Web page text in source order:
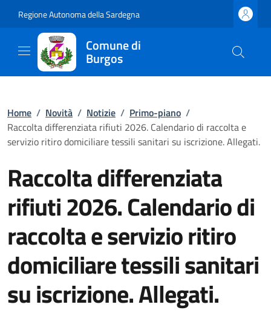
Regione Autonoma della Sardegna
Comune di
Burgos
Home / Novità / Notizie / Primo-piano /
Raccolta differenziata rifiuti 2026. Calendario di raccolta e
servizio ritiro domiciliare tessili sanitari su iscrizione. Allegati.
Raccolta differenziata
rifiuti 2026. Calendario di
raccolta e servizio ritiro
domiciliare tessili sanitari
su iscrizione. Allegati.